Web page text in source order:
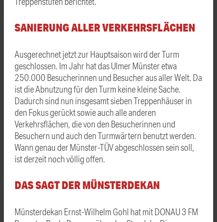
SANIERUNG ALLER VERKEHRSFLÄCHEN
Ausgerechnet jetzt zur Hauptsaison wird der Turm
geschlossen. Im Jahr hat das Ulmer Münster etwa
250.000 Besucherinnen und Besucher aus aller Welt. Da
ist die Abnutzung für den Turm keine kleine Sache.
Dadurch sind nun insgesamt sieben Treppenhäuser in
den Fokus gerückt sowie auch alle anderen
Verkehrsflächen, die von den Besucherinnen und
Besuchern und auch den Turmwärtern benutzt werden.
Wann genau der Münster-TÜV abgeschlossen sein soll,
ist derzeit noch völlig offen.
DAS SAGT DER MÜNSTERDEKAN
Münsterdekan Ernst-Wilhelm Gohl hat mit DONAU 3 FM